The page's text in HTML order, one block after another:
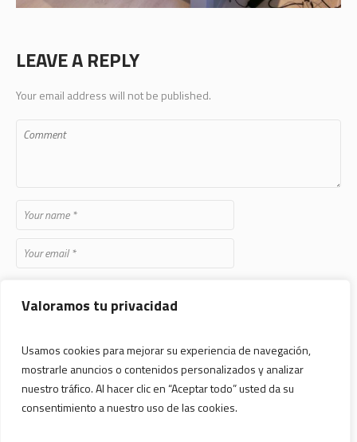
Valoramos tu privacidad
Usamos cookies para mejorar su experiencia de navegación,
mostrarle anuncios o contenidos personalizados y analizar
nuestro tráfico. Al hacer clic en “Aceptar todo” usted da su
consentimiento a nuestro uso de las cookies.
LEAVE A REPLY
Your email address will not be published.
Save my name, email, and website in this browser for the next time
I comment.